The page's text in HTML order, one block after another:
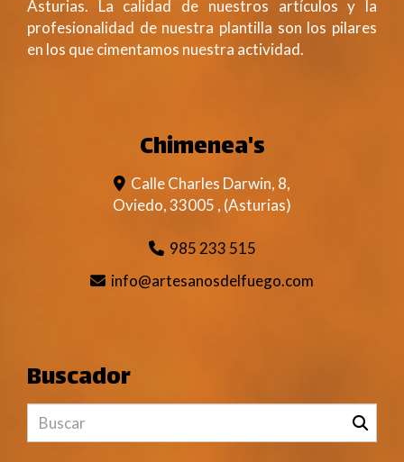
Asturias. La calidad de nuestros artículos y la
profesionalidad de nuestra plantilla son los pilares
en los que cimentamos nuestra actividad.
Chimenea's
Calle Charles Darwin, 8,
Oviedo,33005 , (Asturias)
985 233 515
info
artesanosdelfuego.com
Buscador